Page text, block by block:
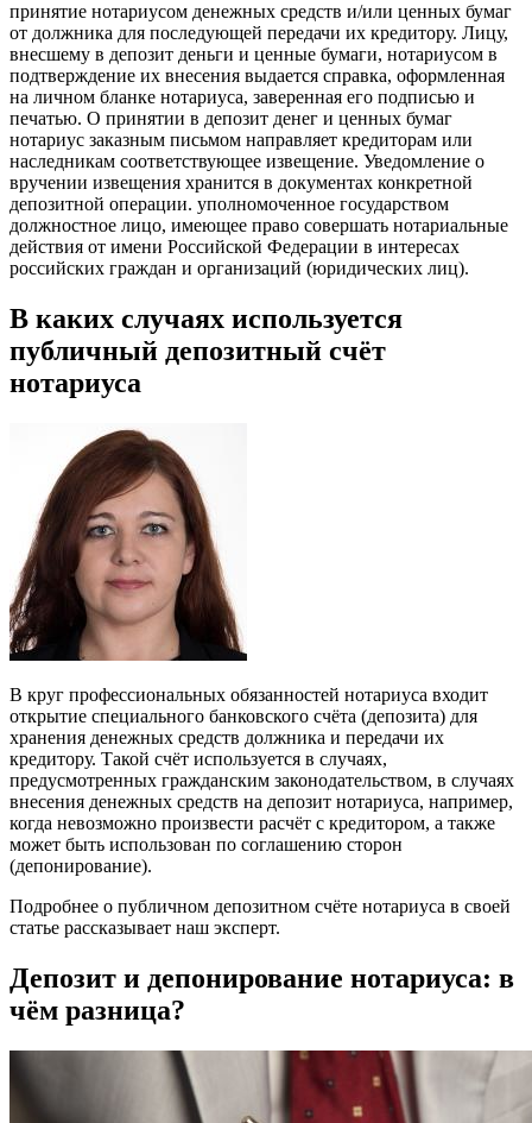
принятие нотариусом денежных средств и/или ценных бумаг
от должника для последующей передачи их кредитору. Лицу,
внесшему в депозит деньги и ценные бумаги, нотариусом в
подтверждение их внесения выдается справка, оформленная
на личном бланке нотариуса, заверенная его подписью и
печатью. О принятии в депозит денег и ценных бумаг
нотариус заказным письмом направляет кредиторам или
наследникам соответствующее извещение. Уведомление о
вручении извещения хранится в документах конкретной
депозитной операции. уполномоченное государством
должностное лицо, имеющее право совершать нотариальные
действия от имени Российской Федерации в интересах
российских граждан и организаций (юридических лиц).
В каких случаях используется
публичный депозитный счёт
нотариуса
В круг профессиональных обязанностей нотариуса входит
открытие специального банковского счёта (депозита) для
хранения денежных средств должника и передачи их
кредитору. Такой счёт используется в случаях,
предусмотренных гражданским законодательством, в случаях
внесения денежных средств на депозит нотариуса, например,
когда невозможно произвести расчёт с кредитором, а также
может быть использован по соглашению сторон
(депонирование).
Подробнее о публичном депозитном счёте нотариуса в своей
статье рассказывает наш эксперт.
Депозит и депонирование нотариуса: в
чём разница?